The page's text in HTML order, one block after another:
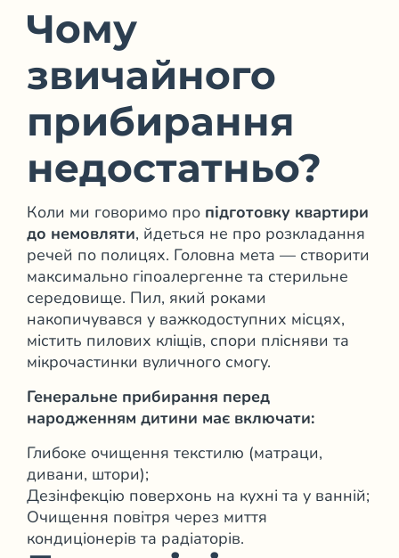
Чому
звичайного
прибирання
недостатньо?
Коли ми говоримо про підготовку квартири
до немовляти, йдеться не про розкладання
речей по полицях. Головна мета — створити
максимально гіпоалергенне та стерильне
середовище. Пил, який роками
накопичувався у важкодоступних місцях,
містить пилових кліщів, спори плісняви та
мікрочастинки вуличного смогу.
Генеральне прибирання перед
народженням дитини має включати:
Глибоке очищення текстилю (матраци,
дивани, штори);
Дезінфекцію поверхонь на кухні та у ванній;
Очищення повітря через миття
кондиціонерів та радіаторів.